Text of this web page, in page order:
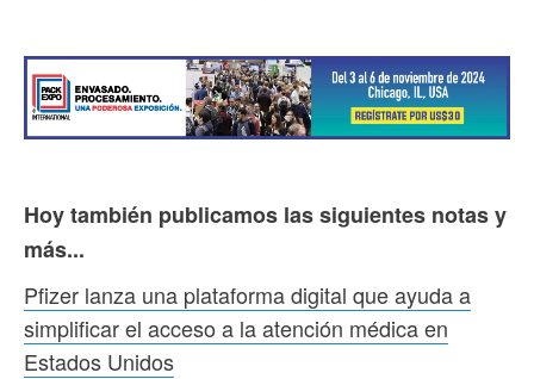
Hoy también publicamos las siguientes notas y
más...
Pfizer lanza una plataforma digital que ayuda a
simplificar el acceso a la atención médica en
Estados Unidos